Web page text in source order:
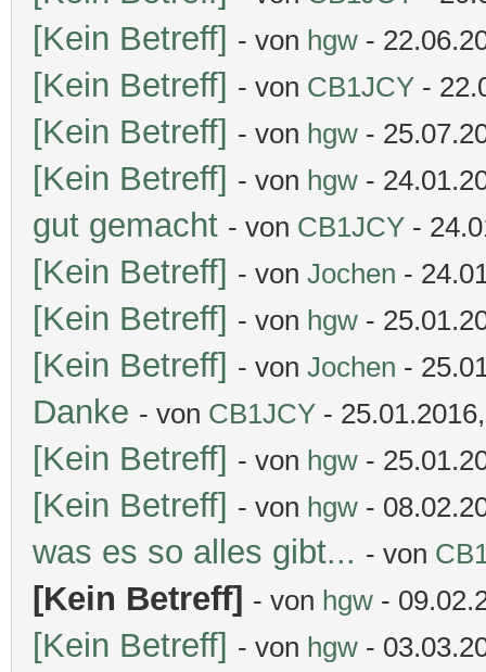
[Kein Betreff] - von hgw -
[Kein Betreff] - von CB1JCY -
[Kein Betreff] - von hgw -
[Kein Betreff] - von hgw -
gut gemacht - von CB1JCY -
[Kein Betreff] - von Jochen -
[Kein Betreff] - von hgw -
[Kein Betreff] - von Jochen -
Danke - von CB1JCY -
[Kein Betreff] - von hgw -
[Kein Betreff] - von hgw -
was es so alles gibt... - von
[Kein Betreff] - von hgw -
[Kein Betreff] - von hgw -